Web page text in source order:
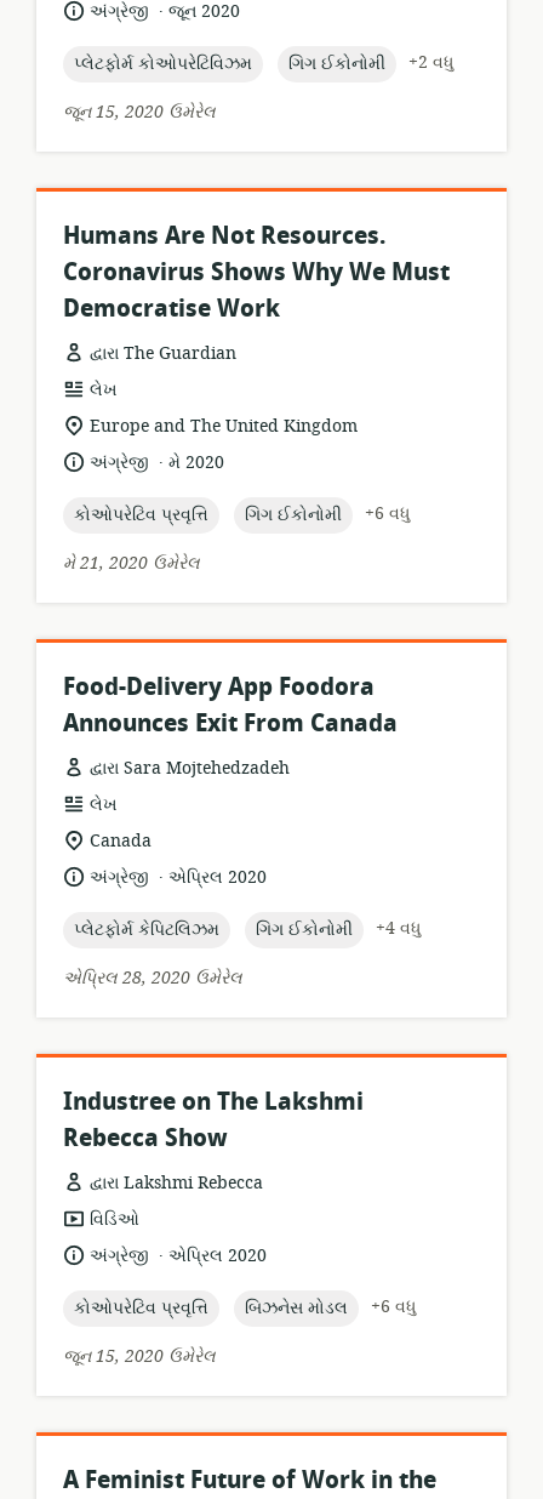
ભાષા:અંગ્રેજી .
પ્રકાશન
જૂન 2020
topic:
પ્લેટફોર્મ કોઓપરેટિવિઝમ topic:
ગિગ ઈકોનોમી
+2 વધુ
જૂન 15, 2020 ઉમેરેલ
Humans Are Not Resources.
Coronavirus Shows Why We Must
Democratise Work
દ્વારા The Guardian
સંસાધન
બંધારણ:
લેખ
સુસંગતતા
સ્થાન:
Europe and The United Kingdom
ભાષા:અંગ્રેજી .
પ્રકાશન
મે 2020
topic:
કોઓપરેટિવ પ્રવૃત્તિ topic:
ગિગ ઈકોનોમી
+6 વધુ
મે 21, 2020 ઉમેરેલ
Food-Delivery App Foodora
Announces Exit From Canada
દ્વારા Sara Mojtehedzadeh
સંસાધન
બંધારણ:
લેખ
સુસંગતતા
સ્થાન:
Canada
ભાષા:અંગ્રેજી .
પ્રકાશન
એપ્રિલ 2020
topic:
પ્લેટફોર્મ કેપિટલિઝમ topic:
ગિગ ઈકોનોમી
+4 વધુ
એપ્રિલ 28, 2020 ઉમેરેલ
Industree on The Lakshmi
Rebecca Show
દ્વારા Lakshmi Rebecca
સંસાધન
બંધારણ:
વિડિઓ
ભાષા:અંગ્રેજી .
પ્રકાશન
એપ્રિલ 2020
topic:
કોઓપરેટિવ પ્રવૃત્તિ topic:
બિઝનેસ મોડલ
+6 વધુ
જૂન 15, 2020 ઉમેરેલ
A Feminist Future of Work in the